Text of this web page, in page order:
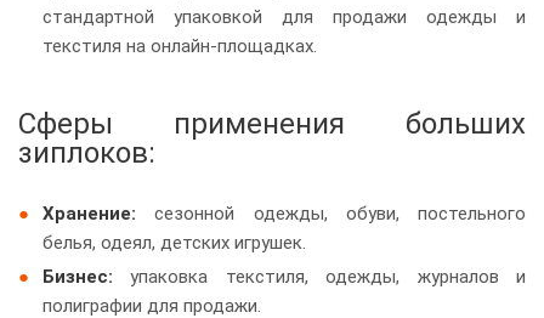
стандартной упаковкой для продажи одежды и
текстиля на онлайн-площадках.
Сферы применения больших
зиплоков:
Хранение: сезонной одежды, обуви, постельного
белья, одеял, детских игрушек.
Бизнес: упаковка текстиля, одежды, журналов и
полиграфии для продажи.